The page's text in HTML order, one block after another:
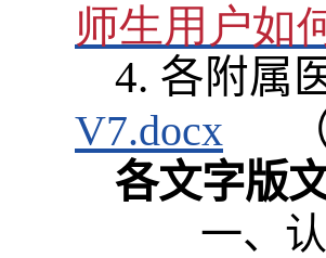
师生用户如
4. 各附属
V7.docx
各文字版
一、